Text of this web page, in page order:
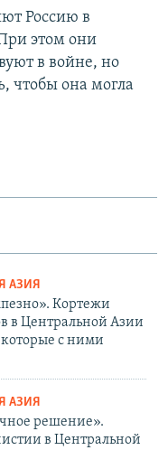
Россию в
этом они
в войне, но
чтобы она могла
АЗИЯ
Кортежи
в Центральной Азии
которые с ними
АЗИЯ
решение».
в Центральной